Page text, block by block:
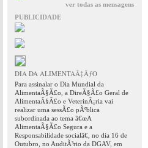
ver todas as mensagens
PUBLICIDADE
DIA DA ALIMENTAÃ‡ÃƒO
Para assinalar o Dia Mundial da
AlimentaÃ§Ã£o, a DireÃ§Ã£o Geral de
AlimentaÃ§Ã£o e VeterinÃ¡ria vai
realizar uma sessÃ£o pÃºblica
subordinada ao tema â€œA
AlimentaÃ§Ã£o Segura e a
Responsabilidade socialâ€, no dia 16 de
Outubro, no AuditÃ³rio da DGAV, em